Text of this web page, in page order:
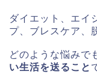
ダイエット、エイ
プ、ブレスケア、
どのような悩みで
い生活を送ること